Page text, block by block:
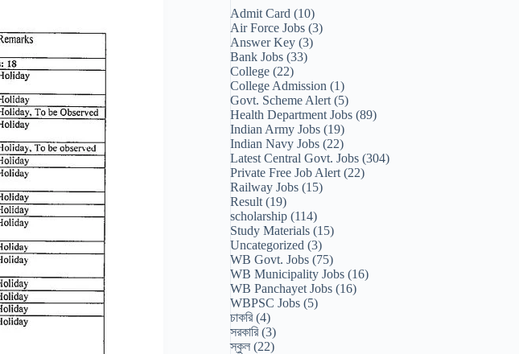
Admit Card (10)
Air Force Jobs (3)
Answer Key (3)
Bank Jobs (33)
College (22)
College Admission (1)
Govt. Scheme Alert (5)
Health Department Jobs (89)
Indian Army Jobs (19)
Indian Navy Jobs (22)
Latest Central Govt. Jobs (304)
Private Free Job Alert (22)
Railway Jobs (15)
Result (19)
scholarship (114)
Study Materials (15)
Uncategorized (3)
WB Govt. Jobs (75)
WB Municipality Jobs (16)
WB Panchayet Jobs (16)
WBPSC Jobs (5)
চাকরি(4)
সরকারি(3)
স্কুল (22)